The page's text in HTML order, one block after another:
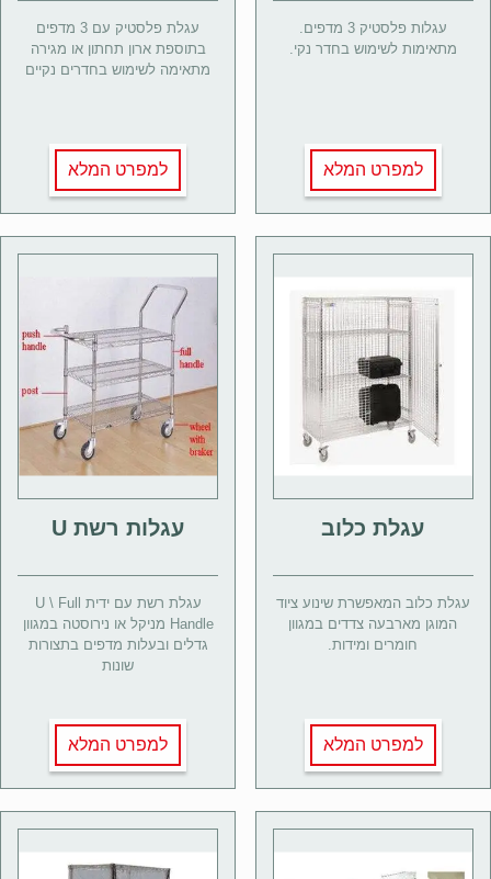
עגלות פלסטיק 3 מדפים.
מתאימות לשימוש בחדר נקי.
למפרט המלא
עגלת פלסטיק עם 3 מדפים
בתוספת ארון תחתון או מגירה
מתאימה לשימוש בחדרים נקיים
למפרט המלא
עגלת כלוב
עגלת כלוב המאפשרת שינוע ציוד
המוגן מארבעה צדדים במגוון
חומרים ומידות.
למפרט המלא
עגלות רשת U
עגלת רשת עם ידית U \ Full
Handle מניקל או נירוסטה במגוון
גדלים ובעלות מדפים בתצורות
שונות
למפרט המלא